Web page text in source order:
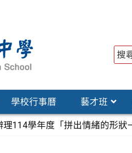
學校行事曆 藝才班
114學年度「拼出情緒的形狀